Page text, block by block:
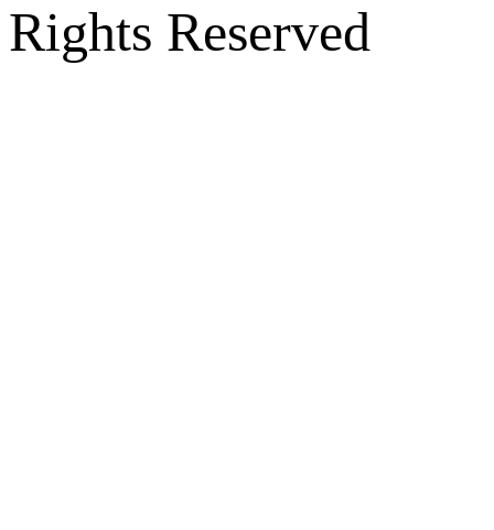
Rights Reserved